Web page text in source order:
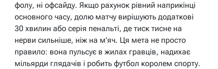
фолу, ні офсайду. Якщо рахунок рівний наприкінці
основного часу, долю матчу вирішують додаткові
30 хвилин або серія пенальті, де тиск тисне на
нерви сильніше, ніж на м’яч. Ця мета не просто
правило: вона пульсує в жилах гравців, надихає
мільярди глядачів і робить футбол королем спорту.